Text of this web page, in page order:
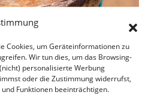
Cookies, um Geräteinformationen zu
Wir tun dies, um das Browsing-
personalisierte Werbung
oder die Zustimmung widerrufst,
Funktionen beeinträchtigen.
IM WOHNMOBIL